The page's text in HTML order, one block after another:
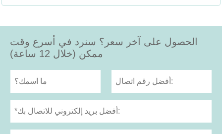
الحصول على آخر سعر؟ سنرد في أسرع وقت
ممكن (خلال 12 ساعة)